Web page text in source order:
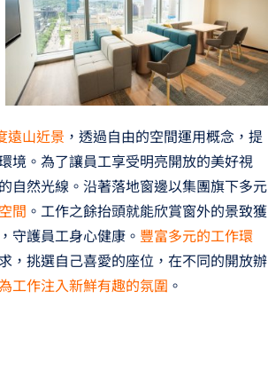
遠山近景 ，透過自由的空間運用概念，提
境。為了讓員工享受明亮開放的美好視
自然光線。沿著落地窗邊以集團旗下多元
間 。工作之餘抬頭就能欣賞窗外的景致獲
守護員工身心健康。 豐富多元的工作環
，挑選自己喜愛的座位，在不同的開放辦
工作注入新鮮有趣的氛圍 。